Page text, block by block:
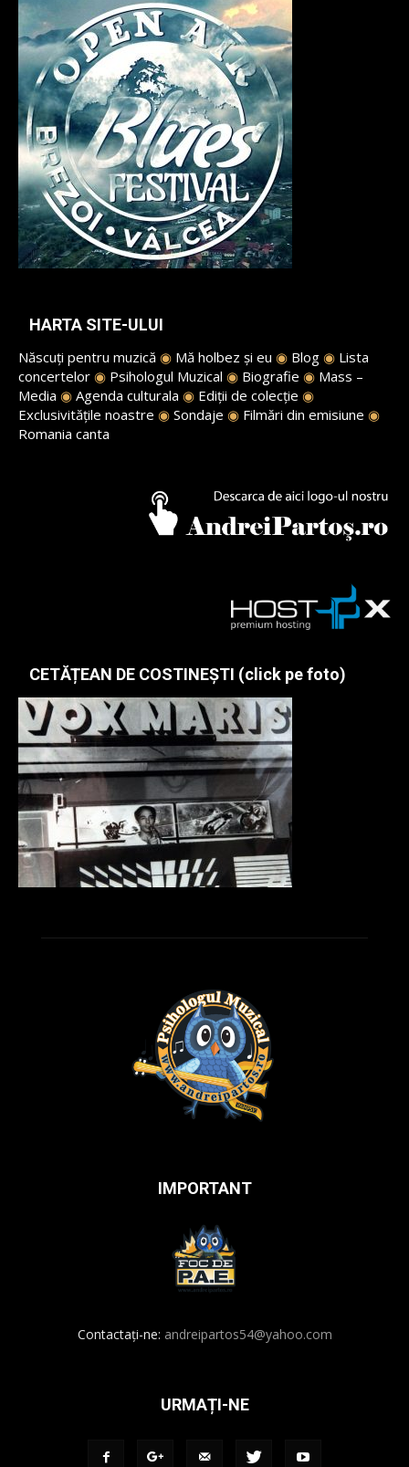
HARTA SITE-ULUI
Născuți pentru muzică ◉ Mă holbez și eu ◉ Blog ◉ Lista
concertelor ◉ Psihologul Muzical ◉ Biografie ◉ Mass –
Media ◉ Agenda culturala ◉ Ediții de colecție ◉
Exclusivitățile noastre ◉ Sondaje ◉ Filmări din emisiune ◉
Romania canta
CETĂȚEAN DE COSTINEȘTI (click pe foto)
IMPORTANT
Contactați-ne: andreipartos54@yahoo.com
URMAȚI-NE